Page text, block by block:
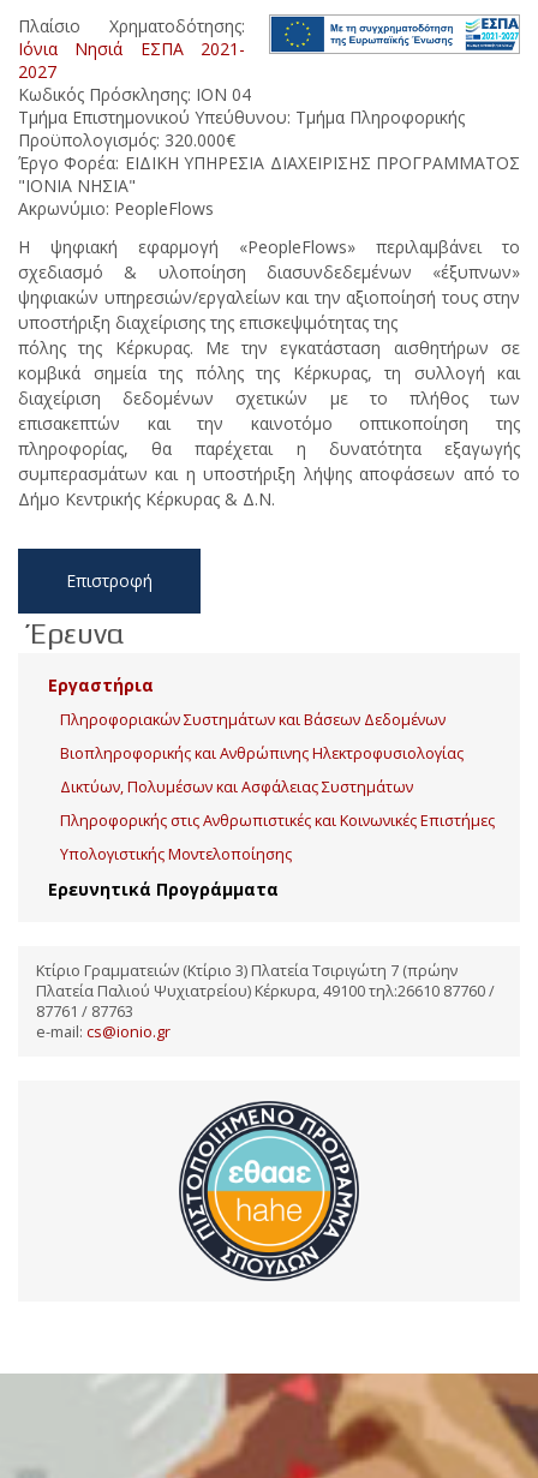
Πλαίσιο Χρηματοδότησης:
Ιόνια Νησιά ΕΣΠΑ 2021-
2027
Κωδικός Πρόσκλησης: ΙΟΝ 04
Τμήμα Επιστημονικού Υπεύθυνου: Τμήμα Πληροφορικής
Προϋπολογισμός: 320.000€
Έργο Φορέα: ΕΙΔΙΚΗ ΥΠΗΡΕΣΙΑ ΔΙΑΧΕΙΡΙΣΗΣ ΠΡΟΓΡΑΜΜΑΤΟΣ
"ΙΟΝΙΑ ΝΗΣΙΑ"
Ακρωνύμιο: PeopleFlows
Η ψηφιακή εφαρμογή «PeopleFlows» περιλαμβάνει το
σχεδιασμό & υλοποίηση διασυνδεδεμένων «έξυπνων»
ψηφιακών υπηρεσιών/εργαλείων και την αξιοποίησή τους στην
υποστήριξη διαχείρισης της επισκεψιμότητας της
πόλης της Κέρκυρας. Με την εγκατάσταση αισθητήρων σε
κομβικά σημεία της πόλης της Κέρκυρας, τη συλλογή και
διαχείριση δεδομένων σχετικών με το πλήθος των
επισακεπτών και την καινοτόμο οπτικοποίηση της
πληροφορίας, θα παρέχεται η δυνατότητα εξαγωγής
συμπερασμάτων και η υποστήριξη λήψης αποφάσεων από το
Δήμο Κεντρικής Κέρκυρας & Δ.Ν.
Επιστροφή
Έρευνα
Εργαστήρια
Πληροφοριακών Συστημάτων και Βάσεων Δεδομένων
Βιοπληροφορικής και Ανθρώπινης Ηλεκτροφυσιολογίας
Δικτύων, Πολυμέσων και Ασφάλειας Συστημάτων
Πληροφορικής στις Ανθρωπιστικές και Κοινωνικές Επιστήμες
Υπολογιστικής Μοντελοποίησης
Ερευνητικά Προγράμματα
Κτίριο Γραμματειών (Κτίριο 3) Πλατεία Τσιριγώτη 7 (πρώην
Πλατεία Παλιού Ψυχιατρείου) Κέρκυρα, 49100 τηλ:26610 87760 /
87761 / 87763
e-mail: cs@ionio.gr